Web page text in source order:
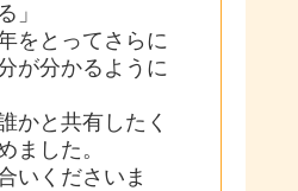
」
をとってさらに
が分かるように
かと共有したく
ました。
いくださいま